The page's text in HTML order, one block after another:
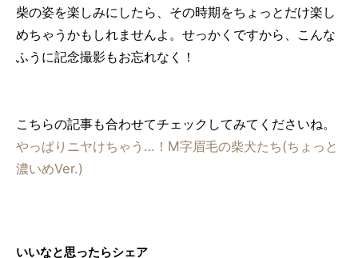
柴の姿を楽しみにしたら、その時期をちょっとだけ楽し
めちゃうかもしれませんよ。せっかくですから、こんな
ふうに記念撮影もお忘れなく！
こちらの記事も合わせてチェックしてみてくださいね。
やっぱりニヤけちゃう…！M字眉毛の柴犬たち(ちょっと
濃いめVer.)
いいなと思ったらシェア